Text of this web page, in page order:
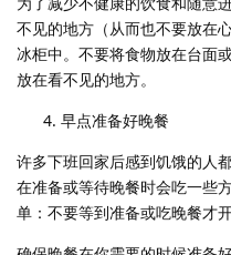
不见的地方（从而也不要放在
冰柜中。不要将食物放在台面
放在看不见的地方。
早点准备好晚餐
许多下班回家后感到饥饿的人
在准备或等待晚餐时会吃一些
单：不要等到准备或吃晚餐才开